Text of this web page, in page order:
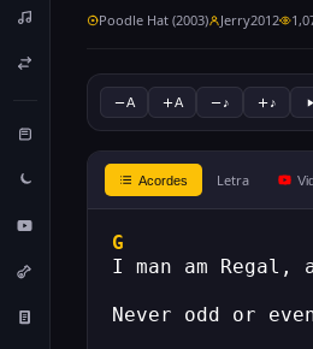
Poodle Hat (2003) Jerry2012
A A ♪ ♪
Acordes Letra
G
I man am Regal,
Never odd or